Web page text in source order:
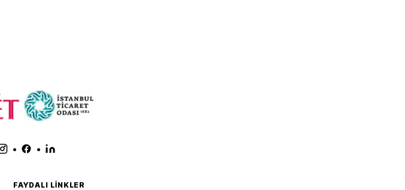
• •
FAYDALI LINKLER